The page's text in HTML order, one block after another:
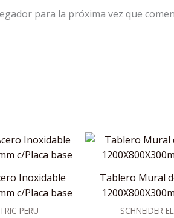
para la próxima vez que
Inoxidable
c/Placa base
PERU
Tablero Mural
SCHNEIDER